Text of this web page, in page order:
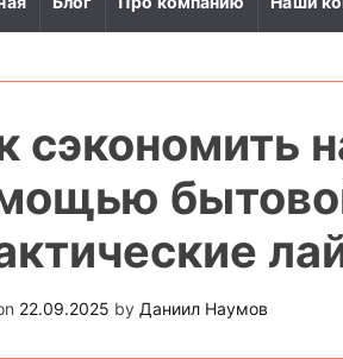
сэкономить
22.09.2025 by Даниил Наумов